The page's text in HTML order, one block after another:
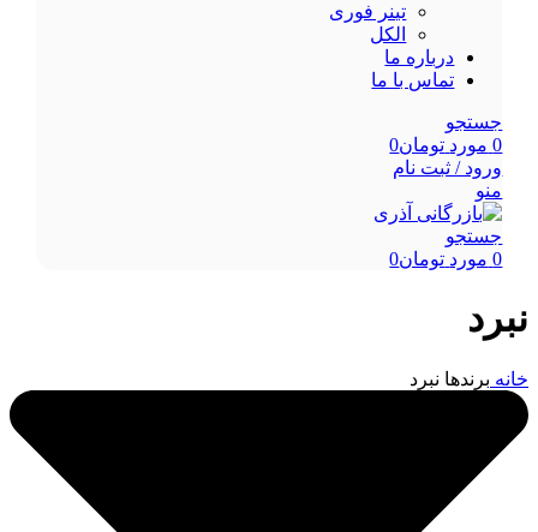
تینر فوری
الکل
درباره ما
تماس با ما
جستجو
0 مورد تومان0
ورود / ثبت نام
منو
جستجو
0 مورد تومان0
نبرد
خانه برندها نبرد